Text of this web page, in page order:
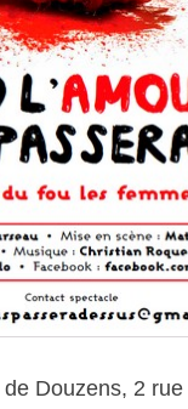
Douzens, 2